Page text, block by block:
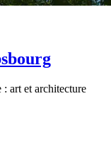
art et architecture